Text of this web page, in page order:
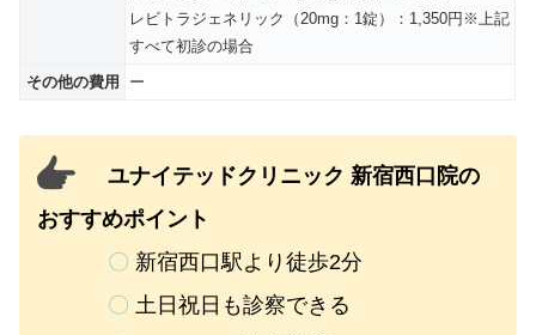
レビトラジェネリック（20mg：1錠）：1,350円※上記
すべて初診の場合
その他の費用
ー
ユナイテッドクリニック 新宿西口院の
おすすめポイント
〇 新宿西口駅より徒歩2分
〇 土日祝日も診察できる